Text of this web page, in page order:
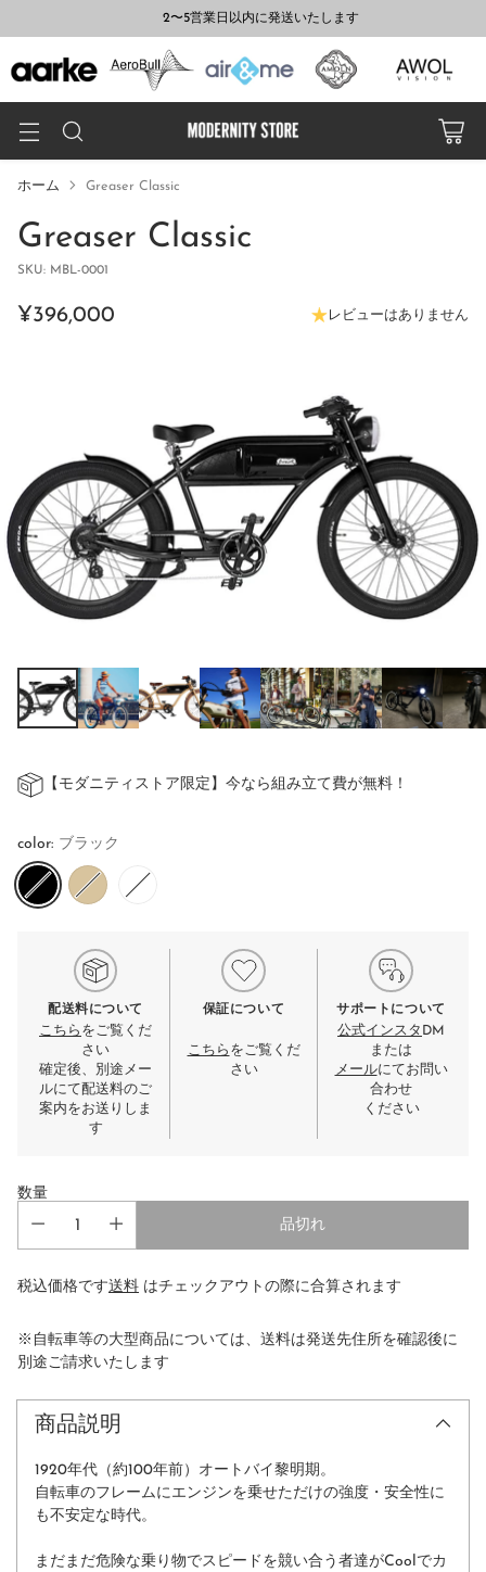
2〜5営業日以内に発送いたします
ホーム Greaser Classic
Greaser Classic
SKU: MBL-0001
¥396,000 レビューはありません
【モダニティストア限定】今なら組み立て費が無料！
color: ブラック
配送料について
こちら をご覧くだ
さい
確定後、別途メー
ルにて配送料のご
案内をお送りしま
す
保証について
こちら をご覧くだ
さい
サポートについて
公式インスタ DM
または
メールにてお問い
合わせ
ください
数量
品切れ
税込価格です送料 はチェックアウトの際に合算されます
※自転車等の大型商品については、送料は発送先住所を確認後に
別途ご請求いたします
商品説明
1920年代（約100年前）オートバイ黎明期。
自転車のフレームにエンジンを乗せただけの強度・安全性に
も不安定な時代。
まだまだ危険な乗り物でスピードを競い合う者達がCoolでカ